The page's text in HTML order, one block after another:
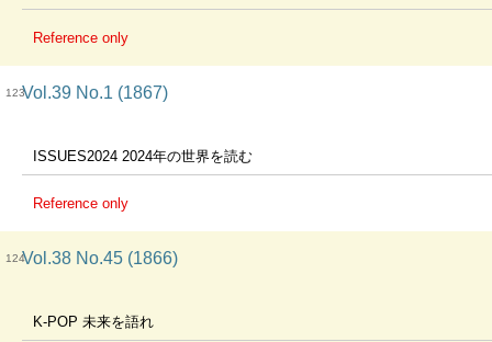
Reference only
123Vol.39 No.1 (1867)
ISSUES2024 2024年の世界を読む
Reference only
124Vol.38 No.45 (1866)
K-POP 未来を語れ